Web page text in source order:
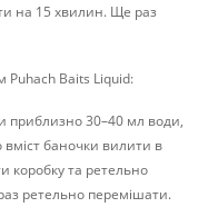
на 15 хвилин. Ще раз
Puhach Baits Liquid:
приблизно 30–40 мл води,
вміст баночки вилити в
коробку та ретельно
ретельно перемішати.